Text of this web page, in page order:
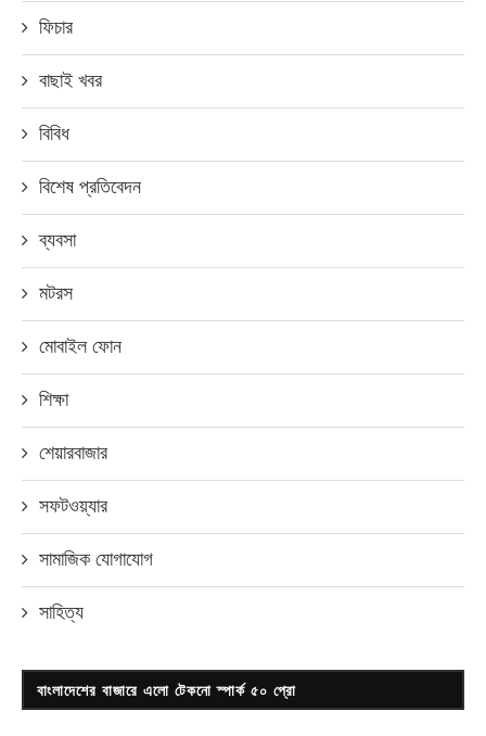
ফিচার
বাছাই খবর
বিবিধ
বিশেষ প্রতিবেদন
ব্যবসা
মটরস
মোবাইল ফোন
শিক্ষা
শেয়ারবাজার
সফটওয়্যার
সামাজিক যোগাযোগ
সাহিত্য
বাংলাদেশের বাজারে এলো টেকনো স্পার্ক ৫০ প্রো